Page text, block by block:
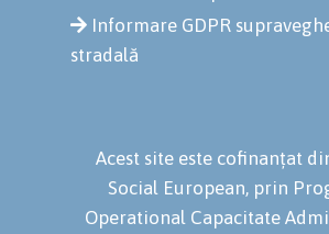
Informare GDPR
stradală
Acest site este cofinanțat
Social European, prin
Operational Capacitate